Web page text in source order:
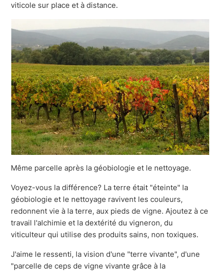
viticole sur place et à distance.
Même parcelle après la géobiologie et le nettoyage.
Voyez-vous la différence? La terre était "éteinte" la
géobiologie et le nettoyage ravivent les couleurs,
redonnent vie à la terre, aux pieds de vigne. Ajoutez à ce
travail l'alchimie et la dextérité du vigneron, du
viticulteur qui utilise des produits sains, non toxiques.
J'aime le ressenti, la vision d'une "terre vivante", d'une
"parcelle de ceps de vigne vivante grâce à la